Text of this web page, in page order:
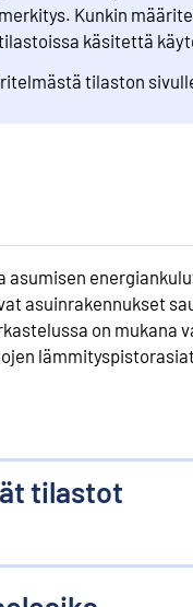
Kunkin
käsitettä
tilaston
asuinrakennukset
on mukana
tilastot